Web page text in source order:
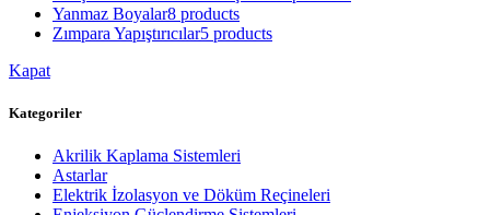
Yanmaz Boyalar8 products
Zımpara Yapıştırıcılar5 products
Kapat
Kategoriler
Akrilik Kaplama Sistemleri
Astarlar
Elektrik İzolasyon ve Döküm Reçineleri